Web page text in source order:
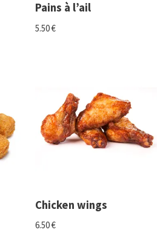
Pains à l’ail
5.50€
Chicken wings
6.50€